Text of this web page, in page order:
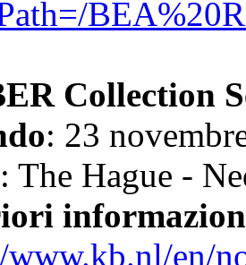
Collection
: 23
: The Hague -
en/